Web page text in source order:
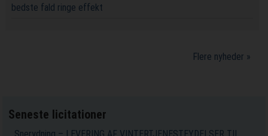
bedste fald ringe effekt
Flere nyheder »
Seneste licitationer